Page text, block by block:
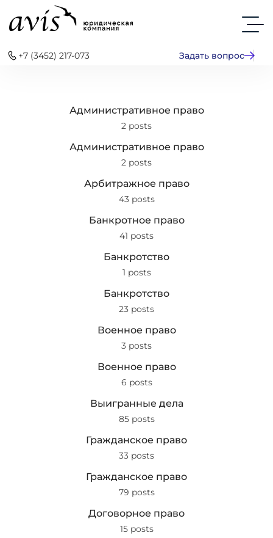
+7 (3452) 217-073 Задать вопрос
Административное право
2 posts
Административное право
2 posts
Арбитражное право
43 posts
Банкротное право
41 posts
Банкротство
1 posts
Банкротство
23 posts
Военное право
3 posts
Военное право
6 posts
Выигранные дела
85 posts
Гражданское право
33 posts
Гражданское право
79 posts
Договорное право
15 posts